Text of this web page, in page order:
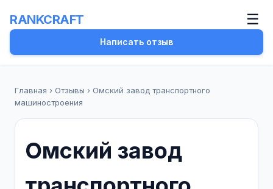
RANKCRAFT ☰
Написать отзыв
Главная › Отзывы › Омский завод транспортного
машиностроения
Омский завод